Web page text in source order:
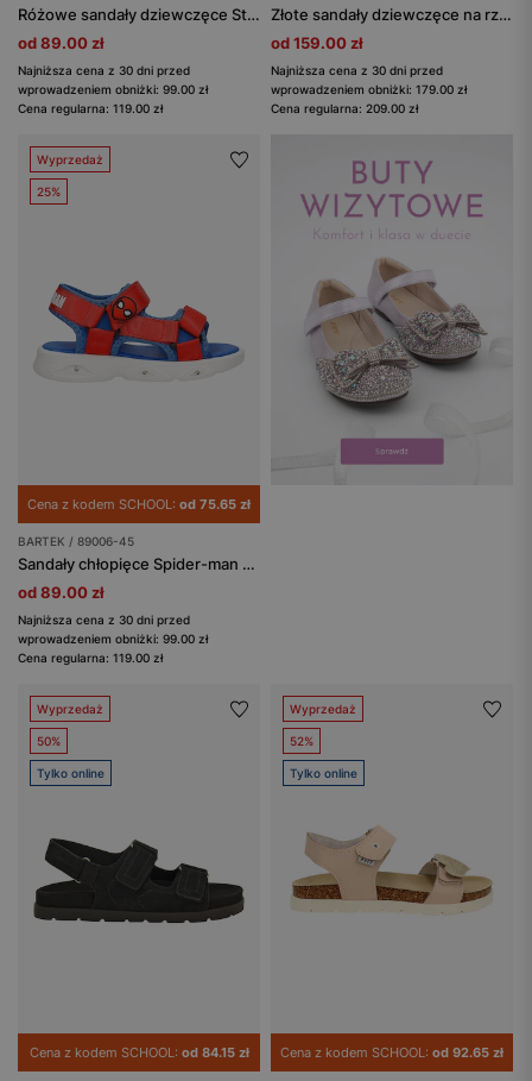
Różowe sandały dziewczęce Stitch ze świecącą podeszwą BARTEK 89007-15
od 89.00 zł
Najniższa cena z 30 dni przed
wprowadzeniem obniżki: 99.00 zł
Cena regularna: 119.00 zł
Złote sandały dziewczęce na rzep z kwiatowymi detalami BARTEK 84416-58
od 159.00 zł
Najniższa cena z 30 dni przed
wprowadzeniem obniżki: 179.00 zł
Cena regularna: 209.00 zł
Wyprzedaż
25%
Cena z kodem SCHOOL: od 75.65 zł
BARTEK / 89006-45
Sandały chłopięce Spider-man ze świecącą podeszwą BARTEK 89006-45
od 89.00 zł
Najniższa cena z 30 dni przed
wprowadzeniem obniżki: 99.00 zł
Cena regularna: 119.00 zł
Wyprzedaż
50%
Tylko online
Cena z kodem SCHOOL: od 84.15 zł
Wyprzedaż
52%
Tylko online
Cena z kodem SCHOOL: od 92.65 zł